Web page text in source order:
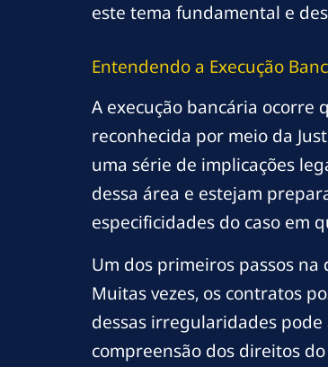
este tema fundamental e
Entendendo a Execução
A execução bancária ocorre
reconhecida por meio da
uma série de implicações
dessa área e estejam
especificidades do caso em
Um dos primeiros passos
Muitas vezes, os contratos
dessas irregularidades pode
compreensão dos direitos